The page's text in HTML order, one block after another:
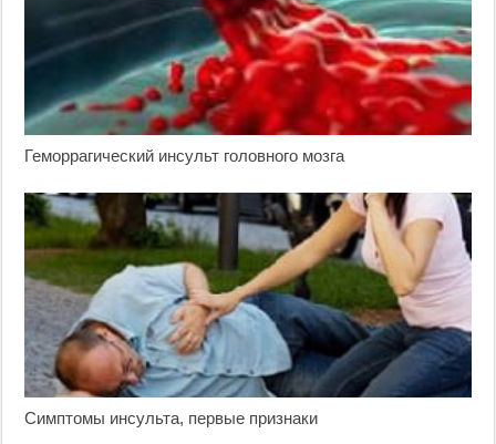
Геморрагический инсульт головного мозга
Симптомы инсульта, первые признаки